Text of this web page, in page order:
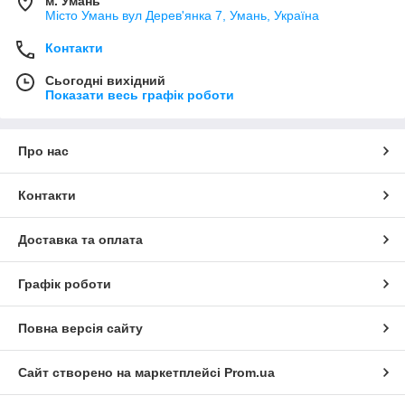
Місто Умань вул Дерев'янка 7, Умань, Україна
Контакти
Сьогодні вихідний
Показати весь графік роботи
Про нас
Контакти
Доставка та оплата
Графік роботи
Повна версія сайту
Сайт створено на маркетплейсі Prom.ua